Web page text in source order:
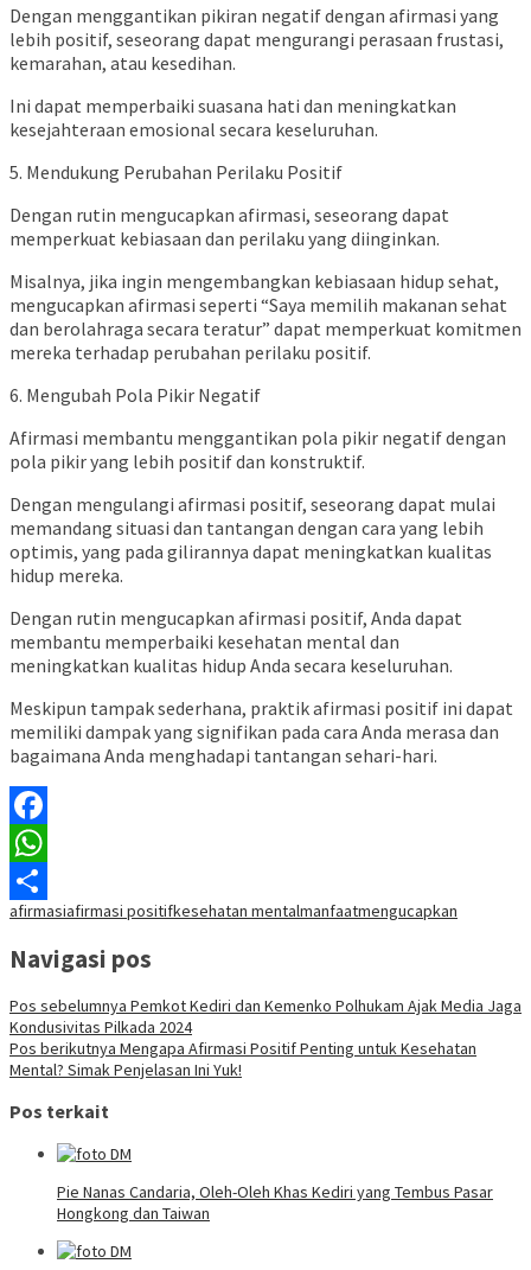
Dengan menggantikan pikiran negatif dengan afirmasi yang
lebih positif, seseorang dapat mengurangi perasaan frustasi,
kemarahan, atau kesedihan.
Ini dapat memperbaiki suasana hati dan meningkatkan
kesejahteraan emosional secara keseluruhan.
5. Mendukung Perubahan Perilaku Positif
Dengan rutin mengucapkan afirmasi, seseorang dapat
memperkuat kebiasaan dan perilaku yang diinginkan.
Misalnya, jika ingin mengembangkan kebiasaan hidup sehat,
mengucapkan afirmasi seperti “Saya memilih makanan sehat
dan berolahraga secara teratur” dapat memperkuat komitmen
mereka terhadap perubahan perilaku positif.
6. Mengubah Pola Pikir Negatif
Afirmasi membantu menggantikan pola pikir negatif dengan
pola pikir yang lebih positif dan konstruktif.
Dengan mengulangi afirmasi positif, seseorang dapat mulai
memandang situasi dan tantangan dengan cara yang lebih
optimis, yang pada gilirannya dapat meningkatkan kualitas
hidup mereka.
Dengan rutin mengucapkan afirmasi positif, Anda dapat
membantu memperbaiki kesehatan mental dan
meningkatkan kualitas hidup Anda secara keseluruhan.
Meskipun tampak sederhana, praktik afirmasi positif ini dapat
memiliki dampak yang signifikan pada cara Anda merasa dan
bagaimana Anda menghadapi tantangan sehari-hari.
Facebook
WhatsApp
Share
afirmasiafirmasi positifkesehatan mentalmanfaatmengucapkan
Navigasi pos
Pos sebelumnya Pemkot Kediri dan Kemenko Polhukam Ajak Media Jaga
Kondusivitas Pilkada 2024
Pos berikutnya Mengapa Afirmasi Positif Penting untuk Kesehatan
Mental? Simak Penjelasan Ini Yuk!
Pos terkait
Pie Nanas Candaria, Oleh-Oleh Khas Kediri yang Tembus Pasar
Hongkong dan Taiwan